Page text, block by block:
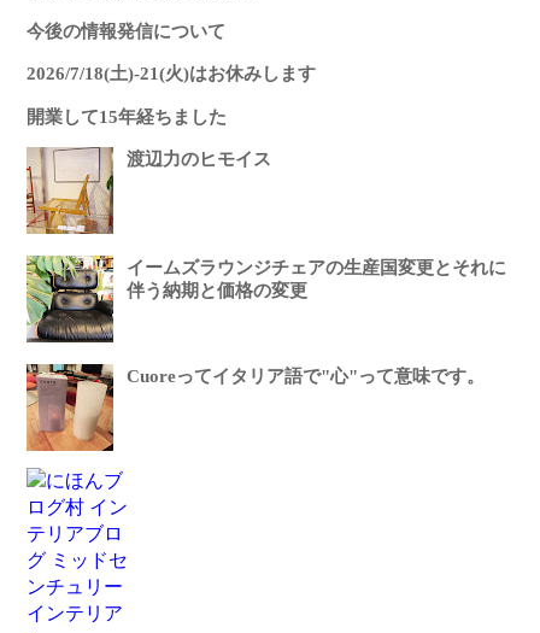
今後の情報発信について
2026/7/18(土)-21(火)はお休みします
開業して15年経ちました
渡辺力のヒモイス
イームズラウンジチェアの生産国変更とそれに
伴う納期と価格の変更
Cuoreってイタリア語で"心"って意味です。